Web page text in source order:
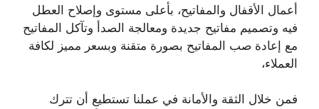
أعمال الأقفال والمفاتيح، بأعلى مستوى وإصلاح العطل
فيه وتصميم مفاتيح جديدة ومعالجة الصدأ وتآكل المفاتيح
مع إعادة صب المفاتيح بصورة متقنة وبسعر مميز لكافة
العملاء،
فمن خلال الثقة والأمانة في عملنا تستطيع أن تترك